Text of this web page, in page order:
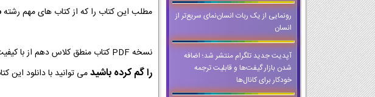
رونمایی از یک ربات انسان‌نمای سریع‌تر از
انسان
آپدیت جدید تلگرام منتشر شد؛ اضافه
شدن بازار گیفت‌ها و قابلیت ترجمه
خودکار برای کانال‌ها
مطلب این کتاب را که از کتاب های مهم رشته
نسخه PDF کتاب منطق کلاس دهم از با کیفیت ترین نسخه ها برای اجرا در کلاس و تخته های هوشمند است که می توانید حتی وقتی که
را گم کرده باشیدمی توانید با دانلود این